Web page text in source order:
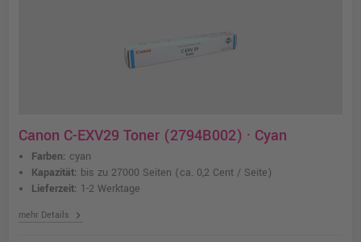
Canon C-EXV29 Toner (2794B002) · Cyan
Farben: cyan
Kapazität: bis zu 27000 Seiten (ca. 0,2 Cent / Seite)
Lieferzeit: 1-2 Werktage
mehr Details chevron_right